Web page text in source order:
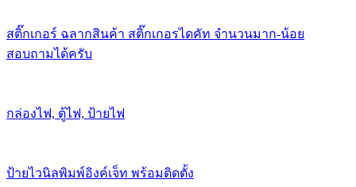
สติ๊กเกอร์ ฉลากสินค้า สติ๊กเกอรไดคัท จำนวนมาก-น้อย
สอบถามได้ครับ
กล่องไฟ, ตู้ไฟ, ป้ายไฟ
ป้ายไวนิลพิมพ์อิงค์เจ็ท พร้อมติดตั้ง